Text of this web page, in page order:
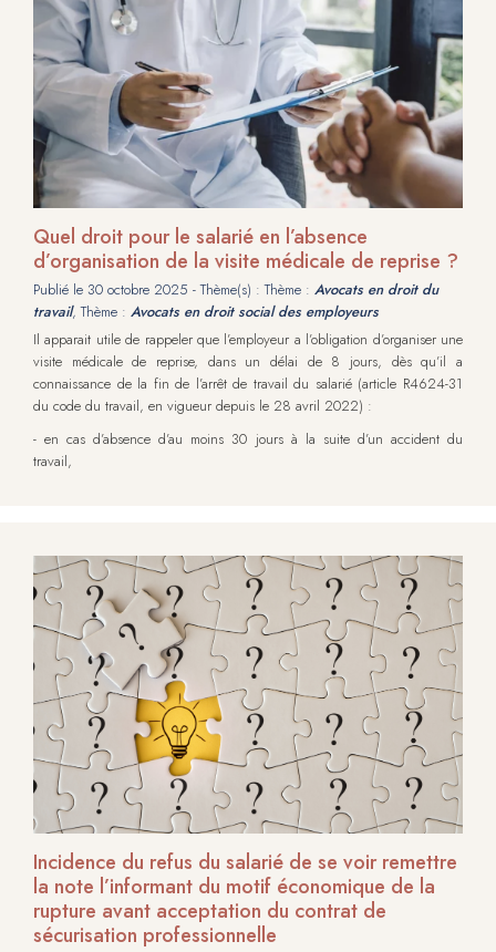
Quel droit pour le salarié en l’absence
d’organisation de la visite médicale de reprise ?
Publié le 30 octobre 2025 - Thème(s) : Thème : Avocats en droit du
travail, Thème : Avocats en droit social des employeurs
Il apparait utile de rappeler que l’employeur a l’obligation d’organiser une
visite médicale de reprise, dans un délai de 8 jours, dès qu’il a
connaissance de la fin de l’arrêt de travail du salarié (article R4624-31
du code du travail, en vigueur depuis le 28 avril 2022) :
- en cas d’absence d’au moins 30 jours à la suite d’un accident du
travail,
Incidence du refus du salarié de se voir remettre
la note l’informant du motif économique de la
rupture avant acceptation du contrat de
sécurisation professionnelle